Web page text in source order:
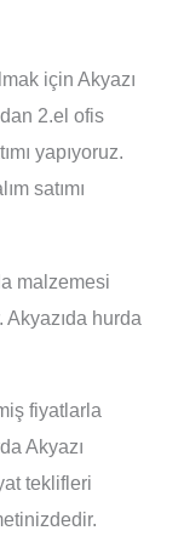
için Akyazı
2.el ofis
yapıyoruz.
satımı
malzemesi
hurda
fiyatlarla
Akyazı
teklifleri